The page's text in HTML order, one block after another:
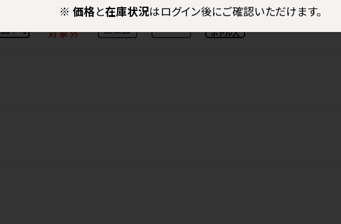
※ 価格と在庫状況はログイン後にご確認いただけます。